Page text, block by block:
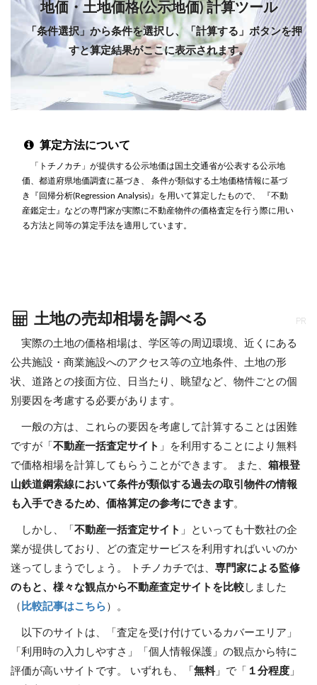
地価・土地価格(公示地価) 計算ツール
「条件選択」から条件を選択し、「計算する」ボタンを押
すと算定結果がここに表示されます。
算定方法について
「トチノカチ」が提供する公示地価は国土交通省が公表する公示地
価、都道府県地価調査に基づき、 条件が類似する土地価格情報に基づ
き『回帰分析(Regression Analysis)』を用いて算定したもので、 『不動
産鑑定士』などの専門家が実際に不動産物件の価格査定を行う際に用い
る方法と同等の算定手法を適用しています。
土地の売却相場を調べる PR
実際の土地の価格相場は、学区等の周辺環境、近くにある
公共施設・商業施設へのアクセス等の立地条件、土地の形
状、道路との接面方位、日当たり、眺望など、物件ごとの個
別要因を考慮する必要があります。
一般の方は、これらの要因を考慮して計算することは困難
ですが「 不動産一括査定サイト 」を利用することにより無料
で価格相場を計算してもらうことができます。 また、 箱根登
山鉄道鋼索線において条件が類似する過去の取引物件の情報
も入手できるため、価格算定の参考にできます。
しかし、「 不動産一括査定サイト 」といっても十数社の企
業が提供しており、どの査定サービスを利用すればいいのか
迷ってしまうでしょう。 トチノカチでは、 専門家による監修
のもと、様々な観点から不動産査定サイトを比較 しました
（ 比較記事はこちら ）。
以下のサイトは、「査定を受け付けているカバーエリア」
「利用時の入力しやすさ」「個人情報保護」の観点から特に
評価が高いサイトです。 いずれも、「 無料」で「 １分程度 」